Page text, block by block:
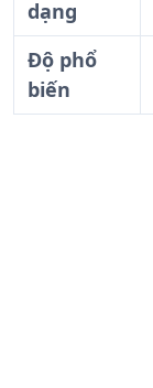
dạng
Độ phổ
biến